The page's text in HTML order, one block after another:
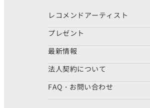
レコメンドアーティスト
プレゼント
最新情報
法人契約について
FAQ・お問い合わせ